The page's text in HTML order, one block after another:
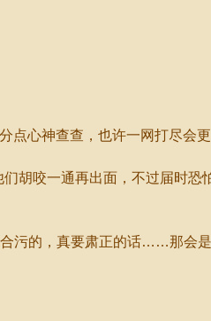
心神查查，也许一网打尽会更
咬一通再出面，不过届时恐
污的，真要肃正的话……那会是